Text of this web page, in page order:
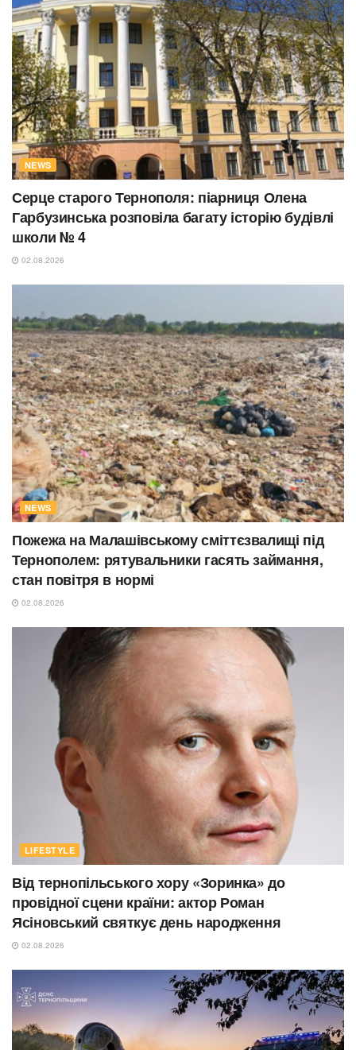
NEWS
Серце старого Тернополя: піарниця Олена
Гарбузинська розповіла багату історію будівлі
школи № 4
02.08.2026
NEWS
Пожежа на Малашівському сміттєзвалищі під
Тернополем: рятувальники гасять займання,
стан повітря в нормі
02.08.2026
LIFESTYLE
Від тернопільського хору «Зоринка» до
провідної сцени країни: актор Роман
Ясіновський святкує день народження
02.08.2026